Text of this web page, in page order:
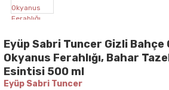
Eyüp Sabri Tuncer Gizli Bahçe
Okyanus Ferahlığı, Bahar
Esintisi 500 ml
Eyüp Sabri Tuncer